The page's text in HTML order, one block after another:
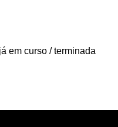
em curso / terminada